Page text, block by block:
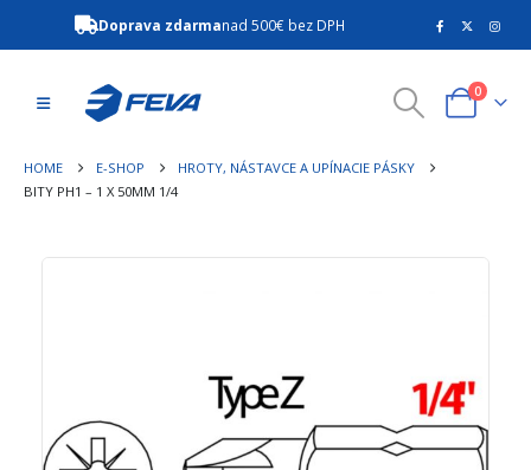
Doprava zdarmanad 500€ bez DPH
0
HOME E-SHOP
HROTY, NÁSTAVCE A UPÍNACIE PÁSKY
BITY PH1 – 1 X 50MM 1/4